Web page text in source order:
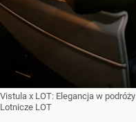
Vistula x LOT: Elegancja w podróży
Lotnicze LOT